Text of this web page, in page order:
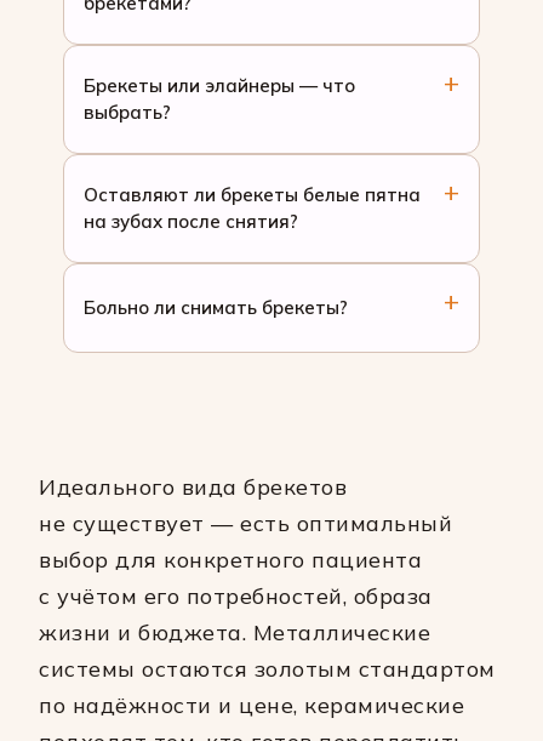
Брекеты или элайнеры — что
выбрать?
Оставляют ли брекеты белые пятна
на зубах после снятия?
Больно ли снимать брекеты?
Идеального вида брекетов
не существует — есть оптимальный
выбор для конкретного пациента
с учётом его потребностей, образа
жизни и бюджета. Металлические
системы остаются золотым стандартом
по надёжности и цене, керамические